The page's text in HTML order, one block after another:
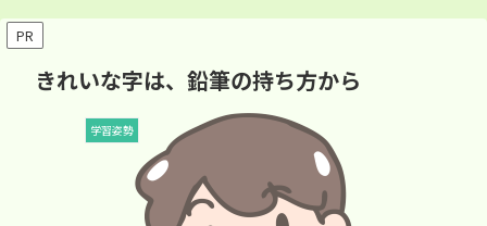
PR
きれいな字は、鉛筆の持ち方から
学習姿勢